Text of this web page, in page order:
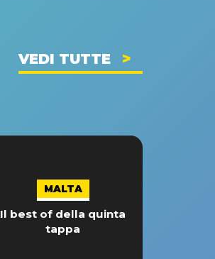
VEDI TUTTE
MALTA
Il best of della quinta
tappa